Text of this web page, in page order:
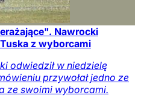
Nawrocki
z wyborcami
odwiedził w niedzielę
przywołał jedno ze
ze swoimi wyborcami.